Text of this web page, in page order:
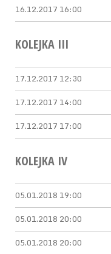
16.12.2017 16:00
KOLEJKA III
17.12.2017 12:30
17.12.2017 14:00
17.12.2017 17:00
KOLEJKA IV
05.01.2018 19:00
05.01.2018 20:00
05.01.2018 20:00